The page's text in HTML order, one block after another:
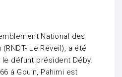
National des
Le Réveil), a été
défunt président Déby.
à Gouin, Pahimi est